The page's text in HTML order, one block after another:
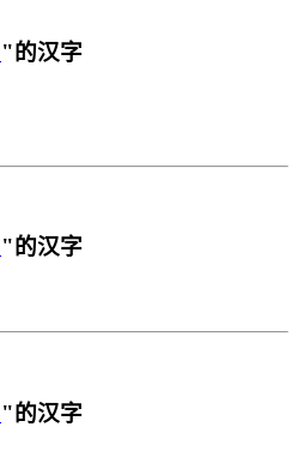
"的汉字
"的汉字
"的汉字